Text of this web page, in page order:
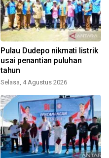
Pulau Dudepo nikmati listrik
usai penantian puluhan
tahun
Selasa, 4 Agustus 2026